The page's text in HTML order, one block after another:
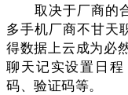
取决于厂商的合
多手机厂商不甘天
得数据上云成为必
聊天记实设置日
码、验证码等。